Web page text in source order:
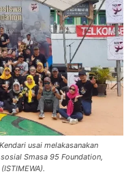
usai melakasanakan
Smasa 95 Foundation,